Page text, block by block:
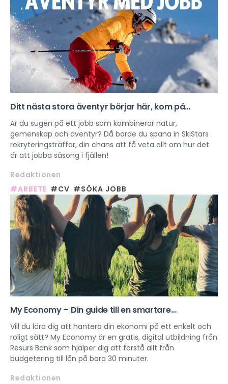
Ditt nästa stora äventyr börjar här, kom på
SkiStars rekryteringsträff!
Är du sugen på ett jobb som kombinerar natur,
gemenskap och äventyr? Då borde du spana in SkiStars
rekryteringsträffar, din chans att få veta allt om hur det
är att jobba säsong i fjällen!
Redaktionen
#ARBETE #CV #SÖKA JOBB
My Economy – Din guide till en smartare
vardagsekonomi
Vill du lära dig att hantera din ekonomi på ett enkelt och
roligt sätt? My Economy är en gratis, digital utbildning från
Resurs Bank som hjälper dig att förstå allt från
budgetering till lån på bara 30 minuter.
Redaktionen